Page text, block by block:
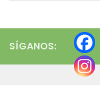
SÍGANOS: